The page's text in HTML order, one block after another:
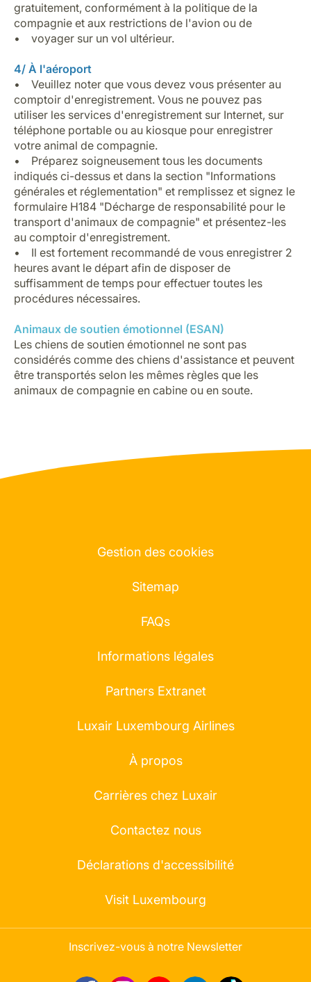
gratuitement, conformément à la politique de la
compagnie et aux restrictions de l'avion ou de
• voyager sur un vol ultérieur.
4/ À l'aéroport
• Veuillez noter que vous devez vous présenter au
comptoir d'enregistrement. Vous ne pouvez pas
utiliser les services d'enregistrement sur Internet, sur
téléphone portable ou au kiosque pour enregistrer
votre animal de compagnie.
• Préparez soigneusement tous les documents
indiqués ci-dessus et dans la section "Informations
générales et réglementation" et remplissez et signez le
formulaire H184 "Décharge de responsabilité pour le
transport d'animaux de compagnie" et présentez-les
au comptoir d'enregistrement.
• Il est fortement recommandé de vous enregistrer 2
heures avant le départ afin de disposer de
suffisamment de temps pour effectuer toutes les
procédures nécessaires.
Animaux de soutien émotionnel (ESAN)
Les chiens de soutien émotionnel ne sont pas
considérés comme des chiens d'assistance et peuvent
être transportés selon les mêmes règles que les
animaux de compagnie en cabine ou en soute.
Gestion des cookies
Sitemap
FAQs
Informations légales
Partners Extranet
Luxair Luxembourg Airlines
À propos
Carrières chez Luxair
Contactez nous
Déclarations d'accessibilité
Visit Luxembourg
Inscrivez-vous à notre Newsletter